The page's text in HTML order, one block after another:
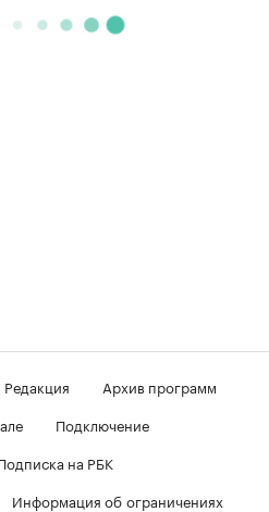
Редакция
Архив программ
Подключение
на РБК
Информация об ограничениях